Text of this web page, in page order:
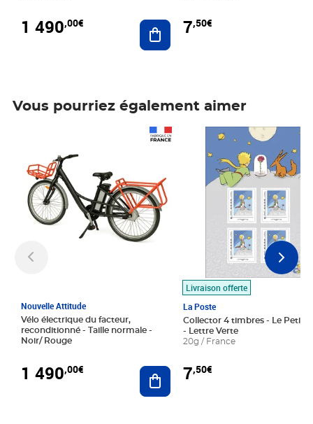
1 490,00€ Ajouter au panier
7,50€
Vous pourriez également aimer
Nouvelle Attitude
Vélo électrique du facteur,
reconditionné - Taille normale -
Noir/ Rouge
1 490,00€ Ajouter au panier
Livraison offerte
La Poste
Collector 4 timbres - Le Petit
- Lettre Verte
20g / France
7,50€
Prix 7,50€